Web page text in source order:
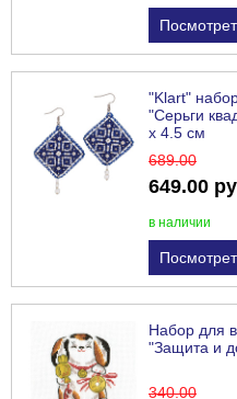
"Klart"
"Серьги
х 4.5 см
689.00
649.00
в наличии
Набор для
"Защита и
340.00